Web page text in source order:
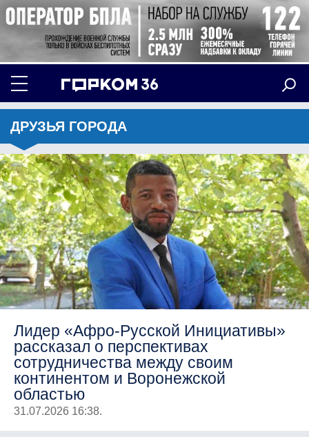
ДРУЗЬЯ ГОРОДА
Лидер «Афро-Русской Инициативы»
рассказал о перспективах
сотрудничества между своим
континентом и Воронежской
областью
31.07.2026 16:38.